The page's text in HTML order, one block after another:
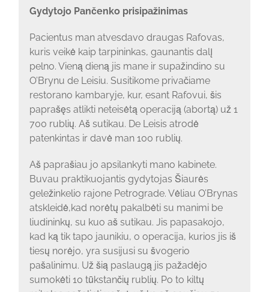
Gydytojo Pančenko prisipažinimas
Pacientus man atvesdavo draugas Rafovas,
kuris veikė kaip tarpininkas, gaunantis dalį
pelno. Vieną dieną jis mane ir supažindino su
O’Brynu de Leisiu. Susitikome privačiame
restorano kambaryje, kur, esant Rafovui, šis
paprašęs atlikti neteisėtą operaciją (abortą) už 1
700 rublių. Aš sutikau. De Leisis atrodė
patenkintas ir davė man 100 rublių.
Aš paprašiau jo apsilankyti mano kabinete.
Buvau praktikuojantis gydytojas Šiaurės
geležinkelio rajone Petrograde. Vėliau O’Brynas
atskleidė,kad norėtų pakalbėti su manimi be
liudininkų, su kuo aš sutikau. Jis papasakojo,
kad ką tik tapo jaunikiu, o operacija, kurios jis iš
tiesų norėjo, yra susijusi su švogerio
pašalinimu. Už šią paslaugą jis pažadėjo
sumokėti 10 tūkstančių rublių. Po to kiltų